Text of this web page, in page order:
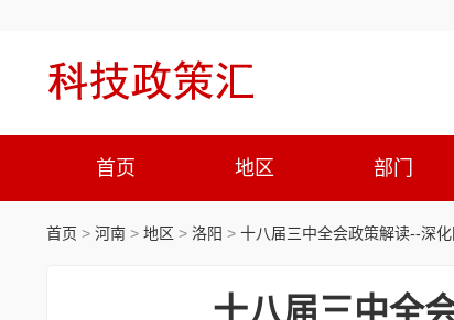
首页 地区 部门
首页 > 河南 > 地区 > 洛阳 > 十八届三中全会政策解读--深
十八届三中全